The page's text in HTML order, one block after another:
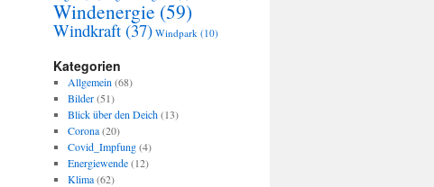
Windenergie (59)
Windkraft (37) Windpark (10)
Kategorien
Allgemein (68)
Bilder(51)
Blick über den Deich(13)
Corona(20)
Covid_Impfung(4)
Energiewende(12)
Klima(62)